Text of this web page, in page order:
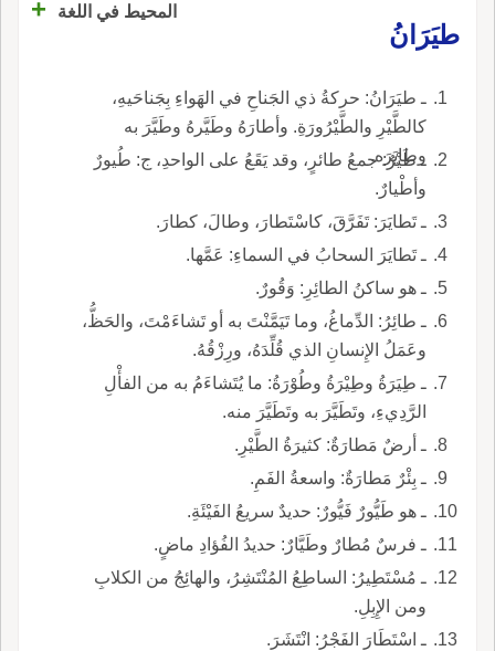
المحيط في اللغة
+
طيَرَانُ
ـ طيَرَانُ: حركةُ ذي الجَناحِ في الهَواءِ بِجَناحَيهِ،
كالطَّيْرِ والطَّيْرُورَةِ. وأطارَهُ وطَيَّرهُ وطَيَّرَ به
وطايَرَه.
ـ طَيْرُ: جمعُ طائرٍ، وقد يَقَعُ على الواحدِ، ج: طُيورٌ
وأطْيارٌ.
ـ تَطايَرَ: تَفَرَّقَ، كاسْتَطارَ، وطالَ، كطارَ.
ـ تَطايَرَ السحابُ في السماءِ: عَمَّها.
ـ هو ساكنُ الطائِرِ: وَقُورٌ.
ـ طائِرُ: الدِّماغُ، وما تَيَمَّنْتَ به أو تَشاءَمْتَ، والحَظُّ،
وعَمَلُ الإِنسانِ الذي قُلِّدَهُ، ورِزْقُهُ.
ـ طِيَرَةُ وطِيْرَةُ وطُوْرَةُ: ما يُتَشاءَمُ به من الفأْلِ
الرَّدِيءِ، وتَطَيَّرَ به وتَطَيَّرَ منه.
ـ أرضٌ مَطارَةٌ: كثيرَةُ الطَّيْرِ.
ـ بِئْرٌ مَطارَةٌ: واسعةُ الفَمِ.
ـ هو طَيُّورٌ فَيُّورٌ: حديدٌ سريعُ الفَيْئَةِ.
ـ فرسٌ مُطارٌ وطَيَّارٌ: حديدُ الفُؤادِ ماضٍ.
ـ مُسْتَطِيرُ: الساطِعُ المُنْتَشِرُ، والهائِجُ من الكلابِ
ومن الإِبِلِ.
ـ اسْتَطَارَ الفَجْرُ: انْتَشَرَ.